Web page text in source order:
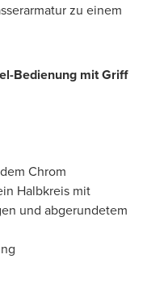
zu einem
Bedienung mit Griff
Chrom
Halbkreis mit
und abgerundetem